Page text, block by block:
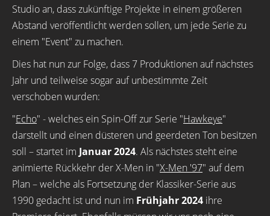
Studio an, dass zukünftige Projekte in einem größeren
Abstand veröffentlicht werden sollen, um jede Serie zu
einem "Event" zu machen.
Dies hat nun zur Folge, dass 7 Produktionen auf nächstes
Jahr und teilweise sogar auf unbestimmte Zeit
verschoben wurden:
"Echo" - welches ein Spin-Off zur Serie "Hawkeye"
darstellt und einen düsteren und geerdeten Ton besitzen
soll – startet im Januar 2024. Als nächstes steht eine
animierte Rückkehr der X-Men in "X-Men '97" auf dem
Plan – welche als Fortsetzung der Klassiker-Serie aus
1990 gedacht ist und nun im Frühjahr 2024 ihre